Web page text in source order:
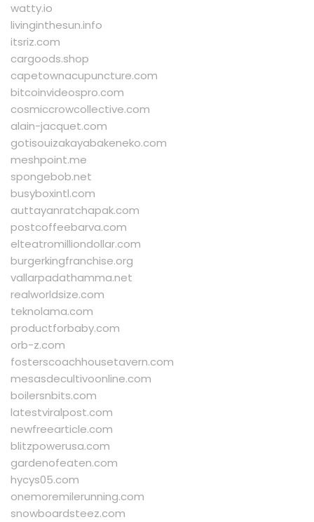
watty.io
livinginthesun.info
itsriz.com
cargoods.shop
capetownacupuncture.com
bitcoinvideospro.com
cosmiccrowcollective.com
alain-jacquet.com
gotisouizakayabakeneko.com
meshpoint.me
spongebob.net
busyboxintl.com
auttayanratchapak.com
postcoffeebarva.com
elteatromilliondollar.com
burgerkingfranchise.org
vallarpadathamma.net
realworldsize.com
teknolama.com
productforbaby.com
orb-z.com
fosterscoachhousetavern.com
mesasdecultivoonline.com
boilersnbits.com
latestviralpost.com
newfreearticle.com
blitzpowerusa.com
gardenofeaten.com
hycys05.com
onemoremilerunning.com
snowboardsteez.com